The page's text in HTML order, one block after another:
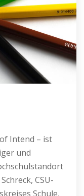
Intend – ist
und
CSU-
Schule,